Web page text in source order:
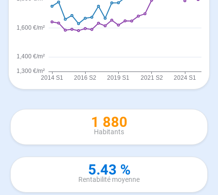
1 880
Habitants
5.43 %
Rentabilité moyenne